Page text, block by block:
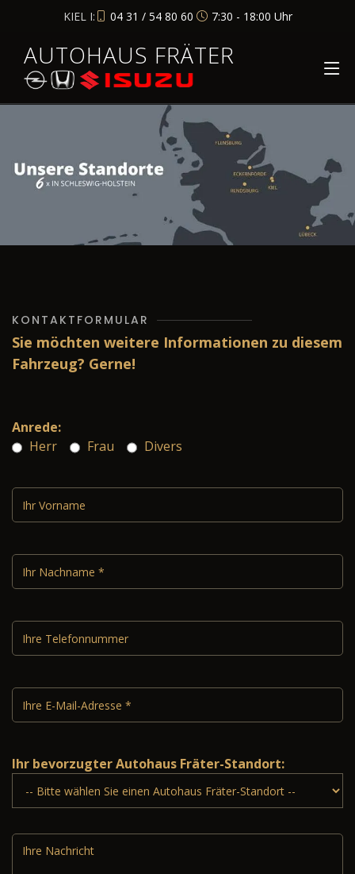
KIEL I: 04 31 / 54 80 60 7:30 - 18:00 Uhr
AUTOHAUS FRÄTER
KONTAKTFORMULAR
Sie möchten weitere Informationen zu diesem
Fahrzeug? Gerne!
Anrede:
Herr
Frau Divers
Ihr bevorzugter Autohaus Fräter-Standort: